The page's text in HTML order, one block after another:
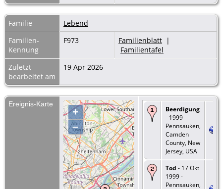
Familie
Lebend
Familien-
Kennung
F973 Familienblatt |
Familientafel
Zuletzt
bearbeitet am
19 Apr 2026
Ereignis-Karte
+
–
Beerdigung
- 1999 -
Pennsauken,
Camden
County, New
Jersey, USA
Tod - 17 Okt
1999 -
Pennsauken,